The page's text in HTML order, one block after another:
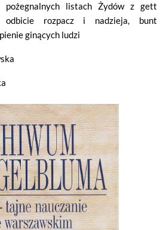
pożegnalnych listach Żydów z gett
odbicie rozpacz i nadzieja, bunt
ginących ludzi